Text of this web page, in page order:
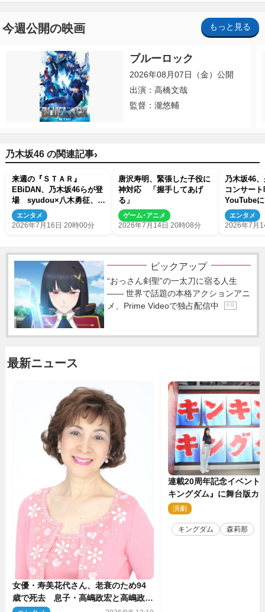
今週公開の映画 もっと見る
ブルーロック
2026年08月07日（金）公開
出演：高橋文哉
監督：瀧悠輔
乃木坂46 の関連記事›
来週の『ＳＴＡＲ』
EBiDAN、乃木坂46らが登
場 syudou×八木勇征、上
垣皓太朗アナ×ちいかわ＆
島二郎がタッグ！
エンタメ
2026年7月16日 20時00分
唐沢寿明、緊張した子役に
神対応 「握手してあげ
る」
ゲーム･アニメ
2026年7月14日 20時08分
乃木坂46
コンサー
YouTube
映像公開
エンタメ
2026年7月
ピックアップ
“おっさん剣聖”の一太刀に宿る人生
―― 世界で話題の本格アクションアニ
メ、Prime Videoで独占配信中
P R
最新ニュース
女優・寿美花代さん、老衰のため94
歳で死去 息子・高嶋政宏と高嶋政伸
がコメント「いつもユーモアを忘れな
連載20周年記念イベント
キングダム』に舞台版カ
那が潜入！【密着レポー
演劇
キングダム 森莉那